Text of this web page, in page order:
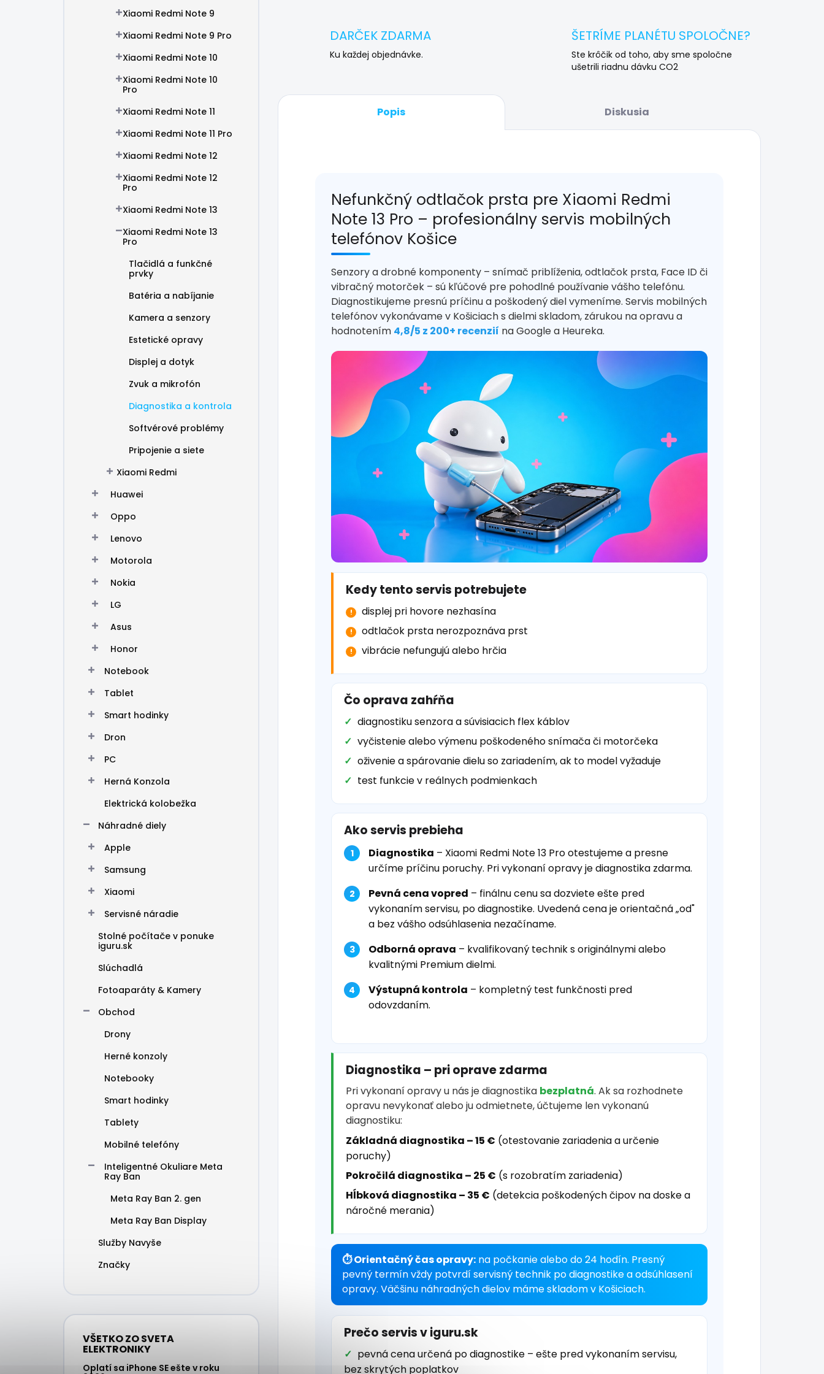
Xiaomi Redmi Note 9
Xiaomi Redmi Note 9 Pro
Xiaomi Redmi Note 10
Xiaomi Redmi Note 10
Pro
Xiaomi Redmi Note 11
Xiaomi Redmi Note 11 Pro
Xiaomi Redmi Note 12
Xiaomi Redmi Note 12
Pro
Xiaomi Redmi Note 13
Xiaomi Redmi Note 13
Pro
Tlačidlá a funkčné
prvky
Batéria a nabíjanie
Kamera a senzory
Estetické opravy
Displej a dotyk
Zvuk a mikrofón
Diagnostika a kontrola
Softvérové problémy
Pripojenie a siete
Xiaomi Redmi
Huawei
Oppo
Lenovo
Motorola
Nokia
LG
Asus
Honor
Notebook
Tablet
Smart hodinky
Dron
PC
Herná Konzola
Elektrická kolobežka
Náhradné diely
Apple
Samsung
Xiaomi
Servisné náradie
Stolné počítače v ponuke
iguru.sk
Slúchadlá
Fotoaparáty & Kamery
Obchod
Drony
Herné konzoly
Notebooky
Smart hodinky
Tablety
Mobilné telefóny
Inteligentné Okuliare Meta
Ray Ban
Meta Ray Ban 2. gen
Meta Ray Ban Display
Služby Navyše
Značky
VŠETKO ZO SVETA
ELEKTRONIKY
Oplatí sa iPhone SE ešte v roku
DARČEK ZDARMA
Ku každej objednávke.
ŠETRÍME PLANÉTU SPOLOČNE?
Ste krôčik od toho, aby sme spoločne
ušetrili riadnu dávku CO2
Popis Diskusia
Nefunkčný odtlačok prsta pre Xiaomi Redmi
Note 13 Pro – profesionálny servis mobilných
telefónov Košice
Senzory a drobné komponenty – snímač priblíženia, odtlačok prsta, Face ID či
vibračný motorček – sú kľúčové pre pohodlné používanie vášho telefónu.
Diagnostikujeme presnú príčinu a poškodený diel vymeníme. Servis mobilných
telefónov vykonávame v Košiciach s dielmi skladom, zárukou na opravu a
hodnotením 4,8/5 z 200+ recenzií na Google a Heureka.
Kedy tento servis potrebujete
displej pri hovore nezhasína
odtlačok prsta nerozpoznáva prst
vibrácie nefungujú alebo hrčia
Čo oprava zahŕňa
diagnostiku senzora a súvisiacich flex káblov
vyčistenie alebo výmenu poškodeného snímača či motorčeka
oživenie a spárovanie dielu so zariadením, ak to model vyžaduje
test funkcie v reálnych podmienkach
Ako servis prebieha
Diagnostika – Xiaomi Redmi Note 13 Pro otestujeme a presne
určíme príčinu poruchy. Pri vykonaní opravy je diagnostika zdarma.
Pevná cena vopred – finálnu cenu sa dozviete ešte pred
vykonaním servisu, po diagnostike. Uvedená cena je orientačná „od"
a bez vášho odsúhlasenia nezačíname.
Odborná oprava – kvalifikovaný technik s originálnymi alebo
kvalitnými Premium dielmi.
Výstupná kontrola – kompletný test funkčnosti pred
odovzdaním.
Diagnostika – pri oprave zdarma
Pri vykonaní opravy u nás je diagnostika bezplatná. Ak sa rozhodnete
opravu nevykonať alebo ju odmietnete, účtujeme len vykonanú
diagnostiku:
Základná diagnostika – 15 € (otestovanie zariadenia a určenie
poruchy)
Pokročilá diagnostika – 25 € (s rozobratím zariadenia)
Hĺbková diagnostika – 35 € (detekcia poškodených čipov na doske a
náročné merania)
⏱ Orientačný čas opravy: na počkanie alebo do 24 hodín. Presný
pevný termín vždy potvrdí servisný technik po diagnostike a odsúhlasení
opravy. Väčšinu náhradných dielov máme skladom v Košiciach.
Prečo servis v iguru.sk
pevná cena určená po diagnostike – ešte pred vykonaním servisu,
bez skrytých poplatkov